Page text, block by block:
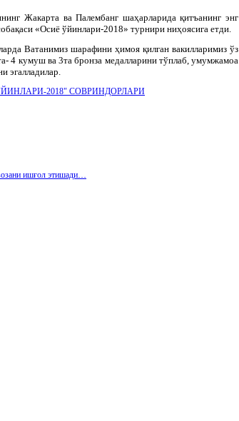
Жакарта ва Палембанг шаҳарларида қитъанинг энг
«Осиё ўйинлари-2018» турнири ниҳоясига етди.
Ватанимиз шарафини ҳимоя қилган вакилларимиз ўз
4 кумуш ва 3та бронза медалларини тўплаб, умумжамоа
эгалладилар.
2018" СОВРИНДОРЛАРИ
ишғол этишади…